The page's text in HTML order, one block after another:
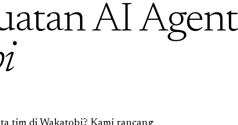
AI Agent
tim di Wakatobi? Kami rancang